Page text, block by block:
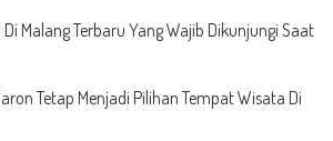
Malang Terbaru Yang Wajib Dikunjungi Saat
Tetap Menjadi Pilihan Tempat Wisata Di